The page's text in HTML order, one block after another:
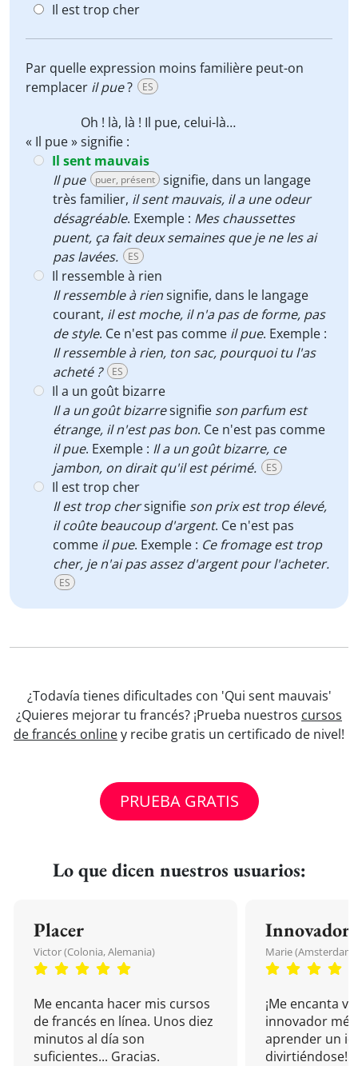
Il est trop cher
Par quelle expression moins familière peut-on
remplacer il pue? ES
Oh ! là, là ! Il pue, celui-là…
« Il pue » signifie :
Il sent mauvais
Il pue
puer, présent signifie, dans un langage
très familier, il sent mauvais, il a une odeur
désagréable. Exemple : Mes chaussettes
puent, ça fait deux semaines que je ne les ai
pas lavées.
ES
Il ressemble à rien
Il ressemble à riensignifie, dans le langage
courant, il est moche, il n'a pas de forme, pas
de style. Ce n'est pas comme il pue. Exemple :
Il ressemble à rien, ton sac, pourquoi tu l'as
acheté ?
ES
Il a un goût bizarre
Il a un goût bizarresignifie son parfum est
étrange, il n'est pas bon. Ce n'est pas comme
il pue. Exemple : Il a un goût bizarre, ce
jambon, on dirait qu'il est périmé.
ES
Il est trop cher
Il est trop chersignifie son prix est trop élevé,
il coûte beaucoup d'argent. Ce n'est pas
comme il pue. Exemple : Ce fromage est trop
cher, je n'ai pas assez d'argent pour l'acheter.
ES
¿Todavía tienes dificultades con 'Qui sent mauvais'
¿Quieres mejorar tu francés? ¡Prueba nuestros cursos
de francés onliney recibe gratis un certificado de nivel!
PRUEBA GRATIS
Lo que dicen nuestros usuarios:
Placer
Victor (Colonia, Alemania)
Me encanta hacer mis cursos
de francés en línea. Unos diez
minutos al día son
suficientes... Gracias.
Innovador
Marie (Amsterdam,
¡Me encanta
innovador
aprender un
divirtiéndose!